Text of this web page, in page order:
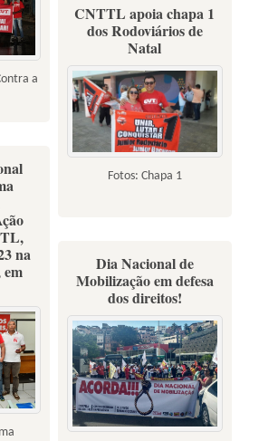
a
CNTTL apoia chapa 1
dos Rodoviários de
Natal
Fotos: Chapa 1
na
em
Dia Nacional de
Mobilização em defesa
dos direitos!